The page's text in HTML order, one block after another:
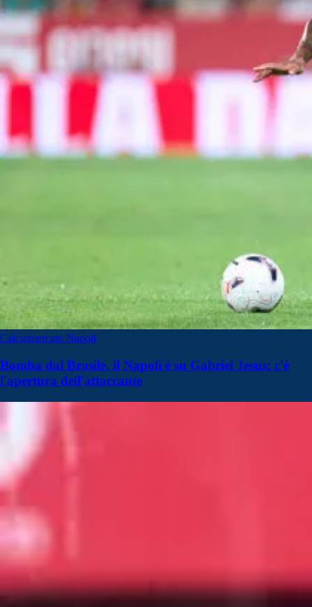
Calciomercato Napoli
Bomba dal Brasile, il Napoli è su Gabriel Jesus: c'è
l'apertura dell'attaccante